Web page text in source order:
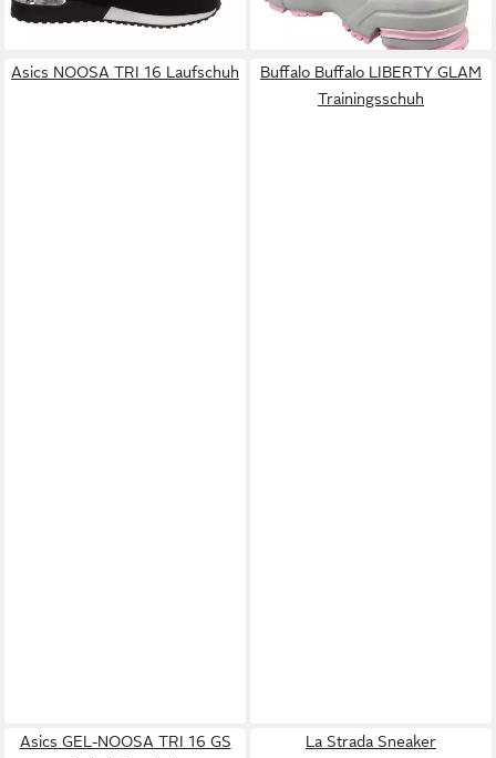
verschiedene Farben
Asics NOOSA TRI 16 Laufschuh
Buffalo Buffalo LIBERTY GLAM
Trainingsschuh
Asics GEL-NOOSA TRI 16 GS
La Strada Sneaker